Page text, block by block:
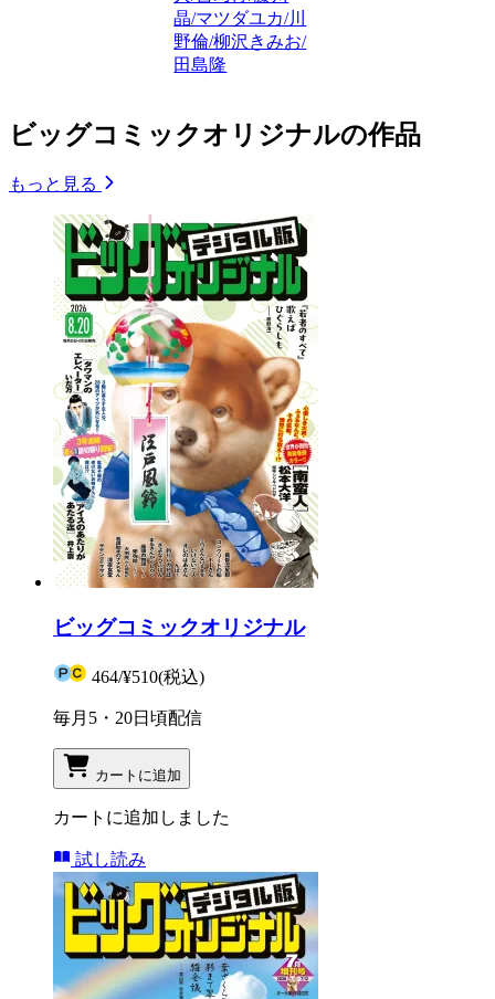
晶/マツダユカ/川
野倫/柳沢きみお/
田島隆
ビッグコミックオリジナルの作品
もっと見る
ビッグコミックオリジナル
464/¥510(税込)
毎月5・20日頃配信
カートに追加
カートに追加しました
試し読み